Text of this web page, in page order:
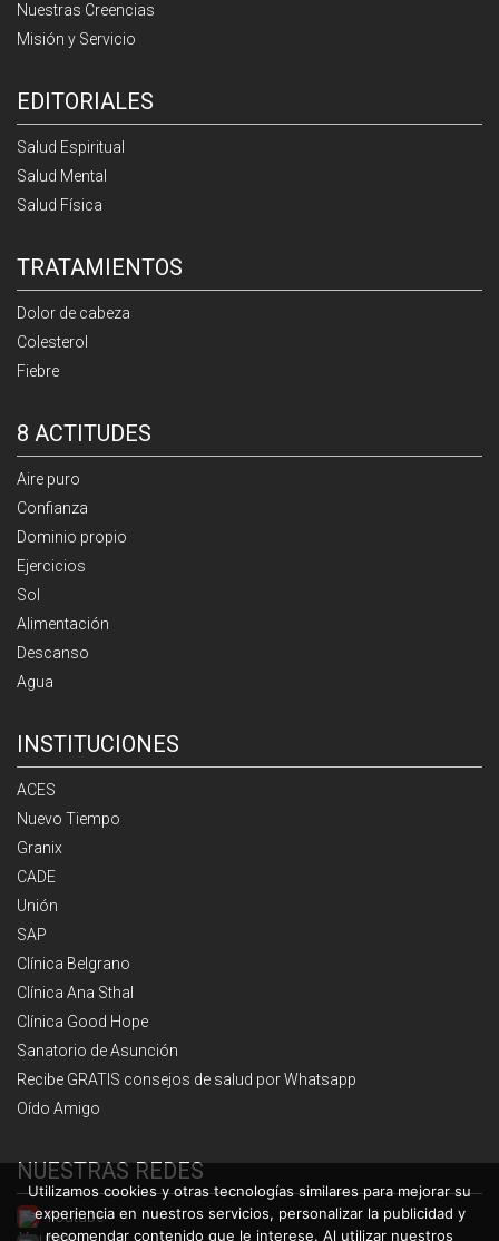
Nuestras Creencias
Misión y Servicio
EDITORIALES
Salud Espiritual
Salud Mental
Salud Física
TRATAMIENTOS
Dolor de cabeza
Colesterol
Fiebre
8 ACTITUDES
Aire puro
Confianza
Dominio propio
Ejercicios
Sol
Alimentación
Descanso
Agua
INSTITUCIONES
ACES
Nuevo Tiempo
Granix
CADE
Unión
SAP
Clínica Belgrano
Clínica Ana Sthal
Clínica Good Hope
Sanatorio de Asunción
Recibe GRATIS consejos de salud por Whatsapp
Oído Amigo
NUESTRAS REDES
Youtube
Utilizamos cookies y otras tecnologías similares para mejorar su
experiencia en nuestros servicios, personalizar la publicidad y
recomendar contenido que le interese. Al utilizar nuestros